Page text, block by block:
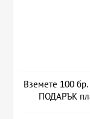
Вземете 100 бр.
ПОДАРЪК